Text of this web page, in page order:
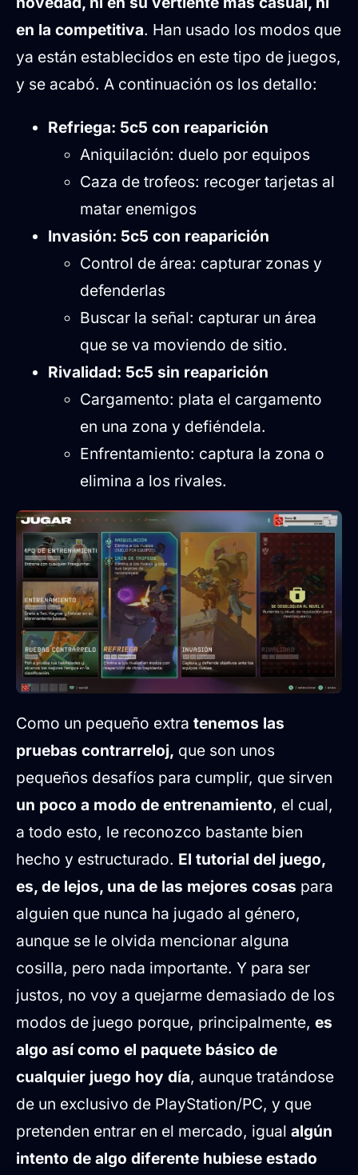
en la competitiva. Han usado los modos que
ya están establecidos en este tipo de juegos,
y se acabó. A continuación os los detallo:
Refriega: 5c5 con reaparición
Aniquilación: duelo por equipos
Caza de trofeos: recoger tarjetas al
matar enemigos
Invasión: 5c5 con reaparición
Control de área: capturar zonas y
defenderlas
Buscar la señal: capturar un área
que se va moviendo de sitio.
Rivalidad: 5c5 sin reaparición
Cargamento: plata el cargamento
en una zona y defiéndela.
Enfrentamiento: captura la zona o
elimina a los rivales.
Como un pequeño extra tenemos las
pruebas contrarreloj, que son unos
pequeños desafíos para cumplir, que sirven
un poco a modo de entrenamiento, el cual,
a todo esto, le reconozco bastante bien
hecho y estructurado. El tutorial del juego,
es, de lejos, una de las mejores cosas para
alguien que nunca ha jugado al género,
aunque se le olvida mencionar alguna
cosilla, pero nada importante. Y para ser
justos, no voy a quejarme demasiado de los
modos de juego porque, principalmente, es
algo así como el paquete básico de
cualquier juego hoy día, aunque tratándose
de un exclusivo de PlayStation/PC, y que
pretenden entrar en el mercado, igual algún
intento de algo diferente hubiese estado